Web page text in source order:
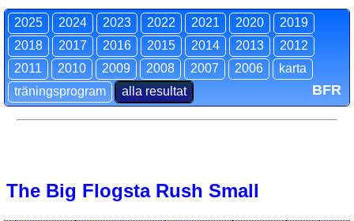
2025 2024 2023 2022 2021 2020
2019
2018
2017 2016 2015 2014 2013
2012
2011
2010 2009 2008 2007 2006
karta
träningsprogram
alla resultat BFR
The Big Flogsta Rush Small